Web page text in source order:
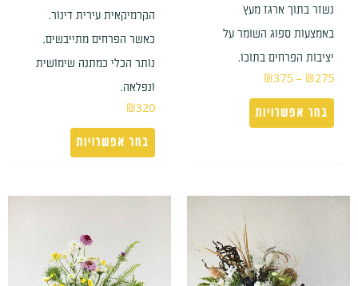
נשזר בתוך ארגז מעץ
באמצעות ספוג השומר על
יציבות הפרחים בתוכו.
₪275
–
₪375
בחר אפשרויות
הקרמיקאית עירית דינור.
כאשר הפרחים מתייבשים,
נותר הכלי כמתנה שימושית
ונפלאה.
₪320
בחר אפשרויות
מחירים:
⁦₪170⁩
עד
⁦₪270⁩
למוצר
זה
יש
מספר